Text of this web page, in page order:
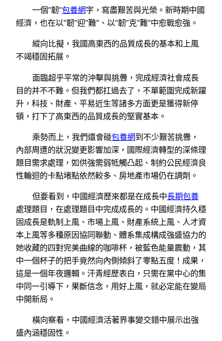
一個“韌”包養網字，寫盡艱苦與光榮。新時期中國
經濟，也在以“韌”迎“難”、以“韌”克“難”中愈戰愈強。
縱向比擬，我國高東西的品質成長的基本和上風
不竭穩固拓展。
面臨超乎平常的沖擊與挑釁，完成經濟社會成長
目的并不不難。但我們都扛過去了，不單範圍完成新躍
升，科技、財產、平易近生等諸多方面更是獲得新停
頓，打下了高東西的品質成長的堅實基本。
乘勢而上，我們還會碰包養網到不少艱苦挑釁，
內部周遭的狀況變更影響加深，國際經濟轉型的深條理
題目需求處理，如供強需弱牴觸凸起、制約公民經濟良
性輪迴的卡點堵點依然較多、房地產市場仍在調劑。
但要看到，中國經濟歷來都是在成長中長期包養
處理題目，在處理題目中完成成長的。中國經濟持久穩
固成長是軌制上風、市場上風、財產系統上風、人才資
本上風等多種原因協同聯動、體系集成構成強盛協力的
她收藏的四對完美曲線的咖啡杯，被藍色能量震動，其
中一個杯子的把手竟然向內側傾斜了零點五度！成果，
這是一個年夜邏輯。汗青經歷表白，只需在黨中心的集
中同一引導下，果斷信念，用好上風，就必定能在變局
中開新局。
橫向察看，中國經濟活著界事變交錯中展示出強
盛內涵穩固性。